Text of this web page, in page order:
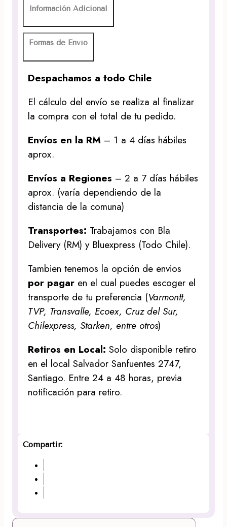
Información Adicional
Formas de Envío
Despachamos a todo Chile
El cálculo del envío se realiza al finalizar
la compra con el total de tu pedido.
Envíos en la RM – 1 a 4 días hábiles
aprox.
Envíos a Regiones – 2 a 7 días hábiles
aprox. (varía dependiendo de la
distancia de la comuna)
Transportes: Trabajamos con Bla
Delivery (RM) y Bluexpress (Todo Chile).
Tambien tenemos la opción de envios
por pagar en el cual puedes escoger el
transporte de tu preferencia (Varmontt,
TVP, Transvalle, Ecoex, Cruz del Sur,
Chilexpress, Starken, entre otros)
Retiros en Local:Solo disponible retiro
en el local Salvador Sanfuentes 2747,
Santiago. Entre 24 a 48 horas, previa
notificación para retiro.
Compartir: